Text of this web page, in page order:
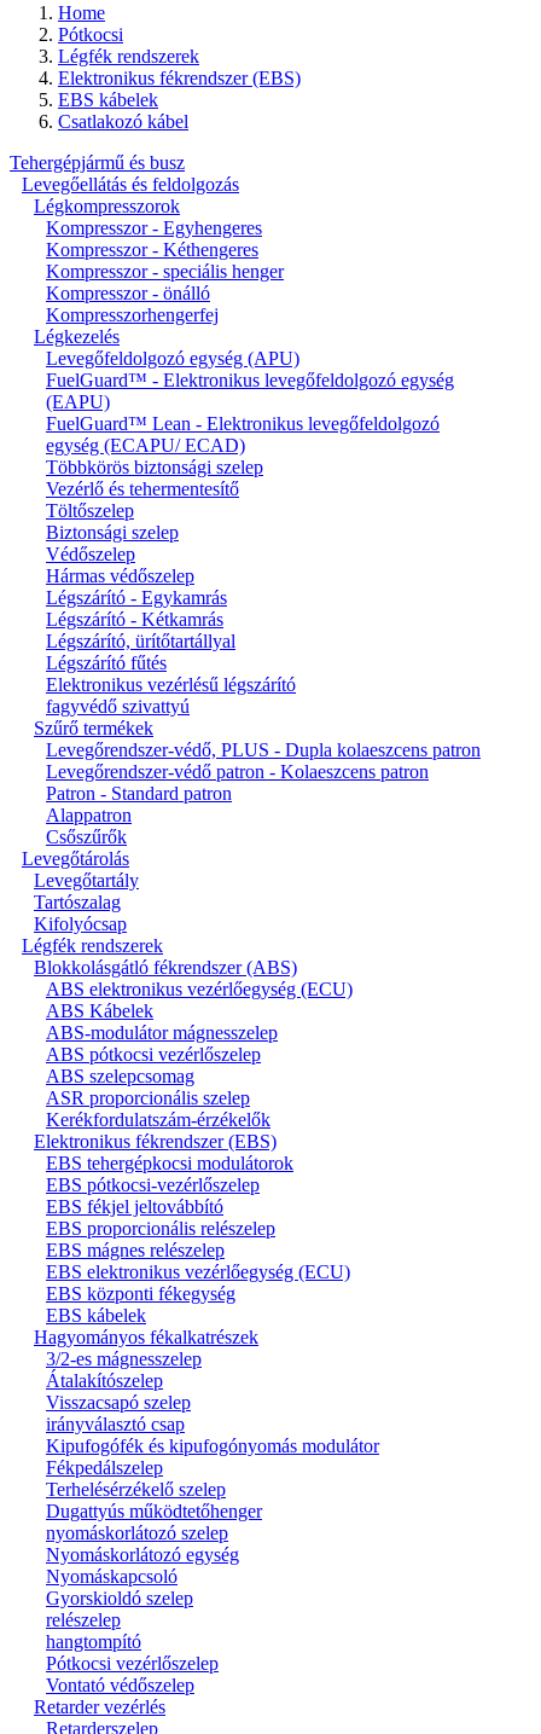
Home
Pótkocsi
Légfék rendszerek
Elektronikus fékrendszer (EBS)
EBS kábelek
Csatlakozó kábel
Tehergépjármű és busz
Levegőellátás és feldolgozás
Légkompresszorok
Kompresszor - Egyhengeres
Kompresszor - Kéthengeres
Kompresszor - speciális henger
Kompresszor - önálló
Kompresszorhengerfej
Légkezelés
Levegőfeldolgozó egység (APU)
FuelGuard™ - Elektronikus levegőfeldolgozó egység
(EAPU)
FuelGuard™ Lean - Elektronikus levegőfeldolgozó
egység (ECAPU/ ECAD)
Többkörös biztonsági szelep
Vezérlő és tehermentesítő
Töltőszelep
Biztonsági szelep
Védőszelep
Hármas védőszelep
Légszárító - Egykamrás
Légszárító - Kétkamrás
Légszárító, ürítőtartállyal
Légszárító fűtés
Elektronikus vezérlésű légszárító
fagyvédő szivattyú
Szűrő termékek
Levegőrendszer-védő, PLUS - Dupla kolaeszcens patron
Levegőrendszer-védő patron - Kolaeszcens patron
Patron - Standard patron
Alappatron
Csőszűrők
Levegőtárolás
Levegőtartály
Tartószalag
Kifolyócsap
Légfék rendszerek
Blokkolásgátló fékrendszer (ABS)
ABS elektronikus vezérlőegység (ECU)
ABS Kábelek
ABS-modulátor mágnesszelep
ABS pótkocsi vezérlőszelep
ABS szelepcsomag
ASR proporcionális szelep
Kerékfordulatszám-érzékelők
Elektronikus fékrendszer (EBS)
EBS tehergépkocsi modulátorok
EBS pótkocsi-vezérlőszelep
EBS fékjel jeltovábbító
EBS proporcionális relészelep
EBS mágnes relészelep
EBS elektronikus vezérlőegység (ECU)
EBS központi fékegység
EBS kábelek
Hagyományos fékalkatrészek
3/2-es mágnesszelep
Átalakítószelep
Visszacsapó szelep
irányválasztó csap
Kipufogófék és kipufogónyomás modulátor
Fékpedálszelep
Terhelésérzékelő szelep
Dugattyús működtetőhenger
nyomáskorlátozó szelep
Nyomáskorlátozó egység
Nyomáskapcsoló
Gyorskioldó szelep
relészelep
hangtompító
Pótkocsi vezérlőszelep
Vontató védőszelep
Retarder vezérlés
Retarderszelep